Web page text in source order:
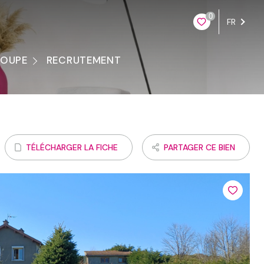
0
FR
RECRUTEMENT
TÉLÉCHARGER LA FICHE PARTAGER CE BIEN